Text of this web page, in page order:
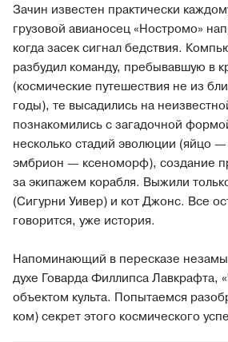
Зачин известен практически
грузовой авианосец «Ностромо»
когда засек сигнал бедствия.
разбудил команду, пребывавшую в
(космические путешествия не из
годы), те высадились на
познакомились с загадочной
несколько стадий эволюции (яйцо
эмбрион — ксеноморф), создание
за экипажем корабля. Выжили
(Сигурни Уивер) и кот Джонс. Все
говорится, уже история.
Напоминающий в пересказе
духе Говарда Филлипса Лавкрафта,
объектом культа. Попытаемся
ком) секрет этого космического